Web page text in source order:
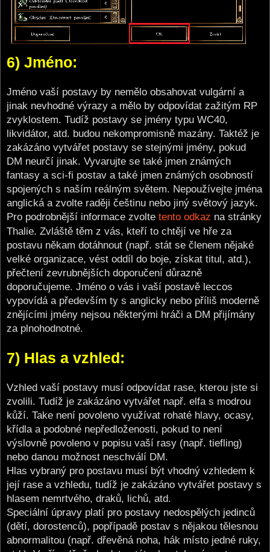
6) Jméno:
Jméno vaší postavy by nemělo obsahovat vulgární a
jinak nevhodné výrazy a mělo by odpovídat zažitým RP
zvyklostem. Tudíž postavy se jmény typu WC40,
likvidátor, atd. budou nekompromisně mazány. Taktéž je
zakázáno vytvářet postavy se stejnými jmény, pokud
DM neurčí jinak. Vyvarujte se také jmen známých
fantasy a sci-fi postav a také jmen známých osobností
spojených s naším reálným světem. Nepoužívejte jména
anglická a zvolte raději češtinu nebo jiný světový jazyk.
Pro podrobnější informace zvolte tento odkaz na stránky
Thalie. Zvláště těm z vás, kteří to chtějí ve hře za
postavu někam dotáhnout (např. stát se členem nějaké
velké organizace, vést oddíl do boje, získat titul, atd.),
přečtení zevrubnějších doporučení důrazně
doporučujeme. Jméno o vás i vaší postavě leccos
vypovídá a především ty s anglicky nebo příliš moderně
znějícími jmény nejsou některými hráči a DM přijímány
za plnohodnotné.
7) Hlas a vzhled:
Vzhled vaší postavy musí odpovídat rase, kterou jste si
zvolili. Tudíž je zakázáno vytvářet např. elfa s modrou
kůží. Take není povoleno využívat rohaté hlavy, ocasy,
křídla a podobné nepředloženosti, pokud to není
výslovně povoleno v popisu vaší rasy (např. tiefling)
nebo danou možnost neschválí DM.
Hlas vybraný pro postavu musí být vhodný vzhledem k
její rase a vzhledu, tudíž je zakázáno vytvářet postavy s
hlasem nemrtvého, draků, lichů, atd.
Speciální úpravy platí pro postavy nedospělých jedinců
(dětí, dorostenců), popřípadě postav s nějakou tělesnou
abnormalitou (např. dřevěná noha, hák místo jedné ruky,